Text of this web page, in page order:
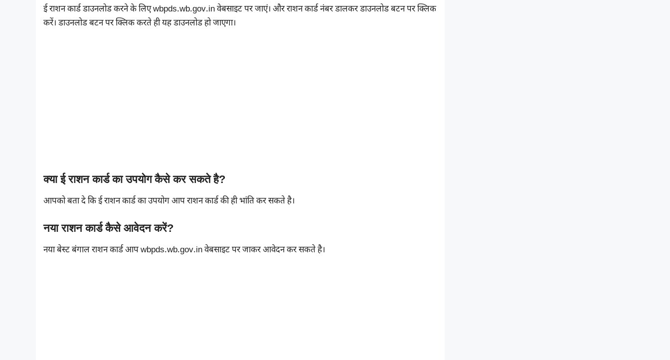
ई राशन कार्ड डाउनलोड करने के लिए wbpds.wb.gov.in वेबसाइट पर जाएं। और राशन कार्ड नंबर डालकर डाउनलोड बटन पर क्लिक
करें। डाउनलोड बटन पर क्लिक करते ही यह डाउनलोड हो जाएगा।
क्या ई राशन कार्ड का उपयोग कैसे कर सकते है?
आपको बता दे कि ई राशन कार्ड का उपयोग आप राशन कार्ड की ही भांति कर सकते है।
नया राशन कार्ड कैसे आवेदन करें?
नया बेस्ट बंगाल राशन कार्ड आप wbpds.wb.gov.in वेबसाइट पर जाकर आवेदन कर सकते है।